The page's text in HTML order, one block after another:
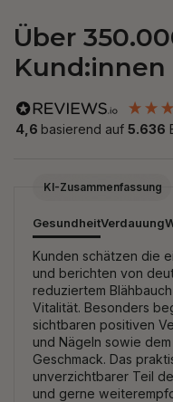
Über
Kund:innen
4,6 basierend auf 5.636
KI-Zusammenfassung
GesundheitVerdauung
Kunden schätzen die
und berichten von
reduziertem
Vitalität. Besonders
sichtbaren positiven
und Nägeln sowie
Geschmack. Das
unverzichtbarer Teil
und gerne